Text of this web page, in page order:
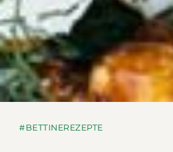
#BETTINEREZEPTE